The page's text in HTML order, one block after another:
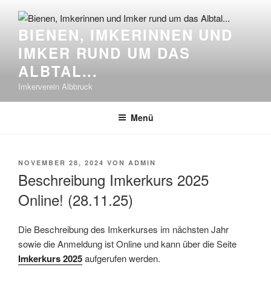
Inhalt
springenBIENEN, IMKERINNEN UND
IMKER RUND UM DAS
ALBTAL...
Imkerverein Albbruck
Menü
VERÖFFENTLICHT
NOVEMBER 28, 2024 VON ADMIN
Beschreibung Imkerkurs 2025
Online! (28.11.25)
Die Beschrei­bung des Imk­erkurs­es im näch­sten Jahr
sowie die Anmel­dung ist Online und kann über die Seite
Imk­erkurs 2025aufgerufen wer­den.